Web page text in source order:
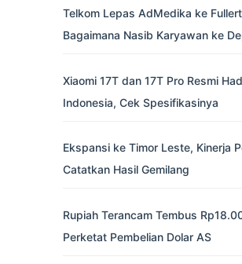
Telkom Lepas AdMedika ke
Bagaimana Nasib Karyawan ke
Xiaomi 17T dan 17T Pro Resmi
Indonesia, Cek Spesifikasinya
Ekspansi ke Timor Leste, Kinerja
Catatkan Hasil Gemilang
Rupiah Terancam Tembus
Perketat Pembelian Dolar AS